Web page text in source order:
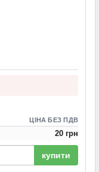
ЦІНА БЕЗ ПДВ
20 грн
купити